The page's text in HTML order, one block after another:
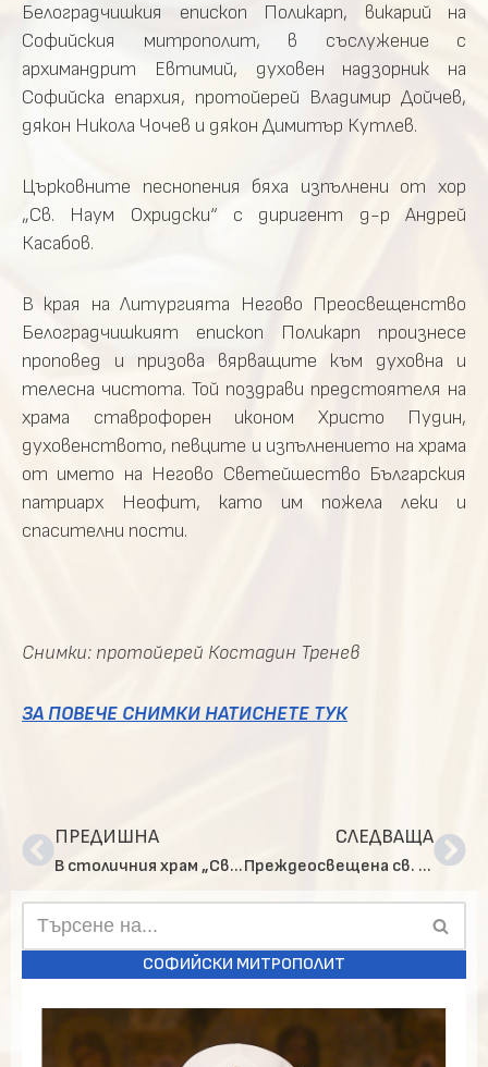
Белоградчишкия епископ Поликарп, викарий на
Софийския митрополит, в съслужение с
архимандрит Евтимий, духовен надзорник на
Софийска епархия, протойерей Владимир Дойчев,
дякон Никола Чочев и дякон Димитър Кутлев.
Църковните песнопения бяха изпълнени от хор
„Св. Наум Охридски“ с диригент д-р Андрей
Касабов.
В края на Литургията Негово Преосвещенство
Белоградчишкият епископ Поликарп произнесе
проповед и призова вярващите към духовна и
телесна чистота. Той поздрави предстоятеля на
храма ставрофорен иконом Христо Пудин,
духовенството, певците и изпълнението на храма
от името на Негово Светейшество Българския
патриарх Неофит, като им пожела леки и
спасителни пости.
Снимки: протойерей Костадин Тренев
ЗА ПОВЕЧЕ СНИМКИ НАТИСНЕТЕ ТУК
ПРЕДИШНА
В столичния храм „Свето Благовещение“ беше прочетена втора статия от акатиста на Света Богородица
СЛЕДВАЩА
Преждеосвещена св. Литургия в столичния храм „Св. Седмочисленици“
СОФИЙСКИ МИТРОПОЛИТ